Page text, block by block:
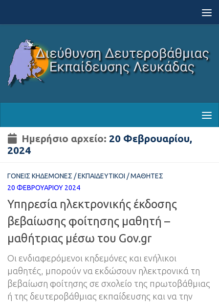
Ημερήσιο αρχείο: 20 Φεβρουαρίου,
2024
ΓΟΝΕΊΣ ΚΗΔΕΜΌΝΕΣ /ΕΚΠΑΙΔΕΥΤΙΚΟΊ /ΜΑΘΗΤΈΣ
20 ΦΕΒΡΟΥΑΡΊΟΥ 2024
Υπηρεσία ηλεκτρονικής έκδοσης
βεβαίωσης φοίτησης μαθητή –
μαθήτριας μέσω του Gov.gr
Οι ενδιαφερόμενοι κηδεμόνες και ενήλικοι
μαθητές, μπορούν να εκδώσουν ηλεκτρονικά τη
βεβαίωση φοίτησης σε σχολείο της πρωτοβάθμιας
ή της δευτεροβάθμιας εκπαίδευσης και να την